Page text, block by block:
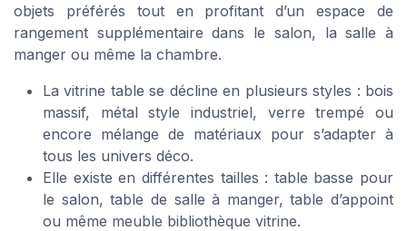
objets préférés tout en profitant d’un espace de
rangement supplémentaire dans le salon, la salle à
manger ou même la chambre.
La vitrine table se décline en plusieurs styles : bois
massif, métal style industriel, verre trempé ou
encore mélange de matériaux pour s’adapter à
tous les univers déco.
Elle existe en différentes tailles : table basse pour
le salon, table de salle à manger, table d’appoint
ou même meuble bibliothèque vitrine.